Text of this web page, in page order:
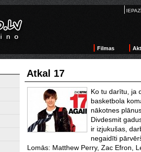
Filmas
Atkal 17
Ko tu darītu, ja
basketbola
nākotnes
Divdesmit
ir izjukušas,
negaidīti
Lomās: Matthew Perry, Zac Efron,